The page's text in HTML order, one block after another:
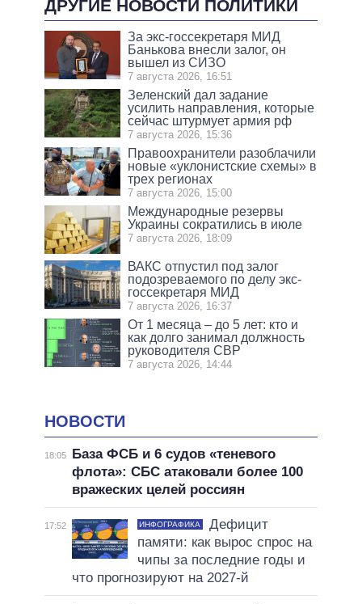
ДРУГИЕ НОВОСТИ ПОЛИТИКИ
За экс-госсекретаря МИД
Банькова внесли залог, он
вышел из СИЗО
7 августа 2026, 16:51
Зеленский дал задание
усилить направления, которые
сейчас штурмует армия рф
7 августа 2026, 15:36
Правоохранители разоблачили
новые «уклонистские схемы» в
трех регионах
7 августа 2026, 15:00
Международные резервы
Украины сократились в июле
7 августа 2026, 18:09
ВАКС отпустил под залог
подозреваемого по делу экс-
госсекретаря МИД
7 августа 2026, 16:37
От 1 месяца – до 5 лет: кто и
как долго занимал должность
руководителя СВР
7 августа 2026, 14:44
НОВОСТИ
18:05
База ФСБ и 6 судов «теневого
флота»: СБС атаковали более 100
вражеских целей россиян
17:52 ИНФОГРАФИКА
Дефицит
памяти: как вырос спрос на
чипы за последние годы и
что прогнозируют на 2027-й